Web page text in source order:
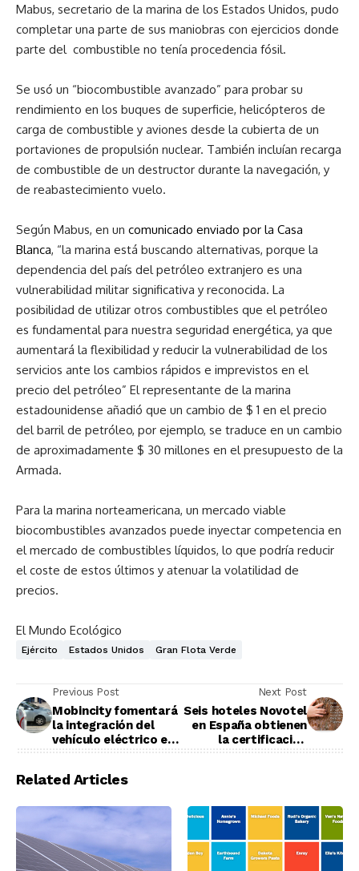
Mabus, secretario de la marina de los Estados Unidos, pudo
completar una parte de sus maniobras con ejercicios donde
parte del combustible no tenía procedencia fósil.
Se usó un “biocombustible avanzado” para probar su
rendimiento en los buques de superficie, helicópteros de
carga de combustible y aviones desde la cubierta de un
portaviones de propulsión nuclear. También incluían recarga
de combustible de un destructor durante la navegación, y
de reabastecimiento vuelo.
Según Mabus, en un comunicado enviado por la Casa
Blanca, “la marina está buscando alternativas, porque la
dependencia del país del petróleo extranjero es una
vulnerabilidad militar significativa y reconocida. La
posibilidad de utilizar otros combustibles que el petróleo
es fundamental para nuestra seguridad energética, ya que
aumentará la flexibilidad y reducir la vulnerabilidad de los
servicios ante los cambios rápidos e imprevistos en el
precio del petróleo” El representante de la marina
estadounidense añadió que un cambio de $ 1 en el precio
del barril de petróleo, por ejemplo, se traduce en un cambio
de aproximadamente $ 30 millones en el presupuesto de la
Armada.
Para la marina norteamericana, un mercado viable
biocombustibles avanzados puede inyectar competencia en
el mercado de combustibles líquidos, lo que podría reducir
el coste de estos últimos y atenuar la volatilidad de
precios.
El Mundo Ecológico
Ejército Estados Unidos Gran Flota Verde
Previous Post
Mobincity fomentará
la integración del
vehículo eléctrico en
Next Post
Seis hoteles Novotel
en España obtienen
la certificación
Related Articles